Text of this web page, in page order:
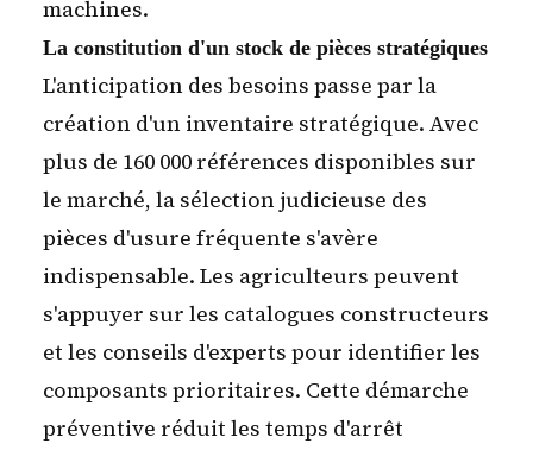
machines.
La constitution d'un stock de pièces stratégiques
L'anticipation des besoins passe par la
création d'un inventaire stratégique. Avec
plus de 160 000 références disponibles sur
le marché, la sélection judicieuse des
pièces d'usure fréquente s'avère
indispensable. Les agriculteurs peuvent
s'appuyer sur les catalogues constructeurs
et les conseils d'experts pour identifier les
composants prioritaires. Cette démarche
préventive réduit les temps d'arrêt